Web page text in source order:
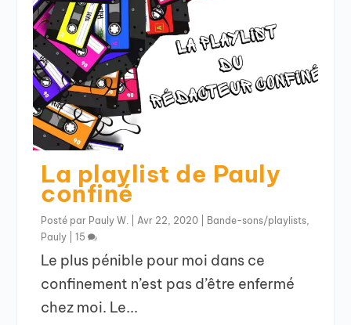
La playlist de Pauly
confiné
Posté par Pauly W. Avr 22, 2020 Bande-sons/playlists
Pauly |15
Le plus pénible pour moi dans ce
confinement n’est pas d’être enfermé
chez moi. Le...